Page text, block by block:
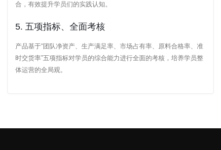
合，有效提升学员们的实践认知。
5. 五项指标、全面考核
产品基于“团队净资产、生产满足率、市场占有率、原料合格率、准
时交货率”五项指标对学员的综合能力进行全面的考核，培养学员整
体运营的全局观。